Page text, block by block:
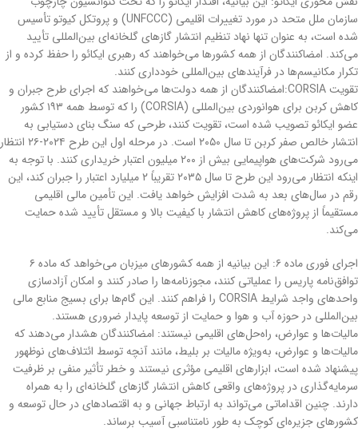
سازمان ملل متحد در مورد تغییرات اقلیمی (UNFCCC) و پروتکل کیوتو تأسیس
شده است، به عنوان تنها نهاد تنظیم انتشار گازهای گلخانه‌ای بین‌المللی تأیید
می‌کند. امضاکنندگان از همه کشورها می‌خواهند که رهبری ایکائو را حفظ کرده و از
تکرار مکانیسم‌ها در فرآیندهای بین‌المللی خودداری کنند.
تقویت CORSIA:امضاکنندگان از همه دولت‌ها می‌خواهند که اجرای طرح جبران و
کاهش کربن برای هوانوردی بین‌المللی (CORSIA) را که توسط همه ۱۹۳ کشور
عضو ایکائو تصویب شده است، تقویت کنند، طرحی که سنگ بنای دستیابی به
انتشار خالص صفر کربن تا سال ۲۰۵۰ است. در مرحله اول این طرح ۲۰۲۴-۲۶ انتظار
می‌رود شرکت‌های هواپیمایی بیش از ۲۰۰ میلیون اعتبار خریداری کنند. با توجه به
اینکه انتظار می‌رود این طرح تا سال ۲۰۳۵ تقریباً ۲ میلیارد اعتبار را جبران کند، این
رقم در سال‌های بعد به شدت افزایش خواهد یافت. این تأمین مالی اقلیمی
مستقیماً از پروژه‌های کاهش انتشار با کیفیت بالا و مستقل تأیید شده حمایت
می‌کند.
اجرای فوری ماده ۶: این بیانیه از همه کشورهای میزبان می‌خواهد که ماده ۶
توافق‌نامه پاریس را عملیاتی کنند، مجوزنامه‌ها را صادر کنند و امکان آزادسازی
واحدهای واجد شرایط CORSIA را فراهم کنند. این گام‌ها برای بسیج منابع مالی
بین‌المللی در حوزه آب و هوا و حمایت از توسعه پایدار ضروری هستند.
مالیات‌ها و عوارض، راه‌حل‌های اقلیمی نیستند: امضاکنندگان هشدار می‌دهند که
مالیات‌ها و عوارض، به‌ویژه مالیات بر بلیط، مانند آنچه توسط ائتلاف‌های نوظهور
پیشنهاد شده است، ابزارهای اقلیمی مؤثری نیستند و خطر تأثیر منفی بر ظرفیت
سرمایه‌گذاری در پروژه‌های واقعی کاهش انتشار گازهای گلخانه‌ای را به همراه
دارند. چنین اقداماتی می‌تواند به ارتباط جهانی و به اقتصادهای در حال توسعه و
کشورهای جزیره‌ای کوچک به طور نامتناسبی آسیب برساند.